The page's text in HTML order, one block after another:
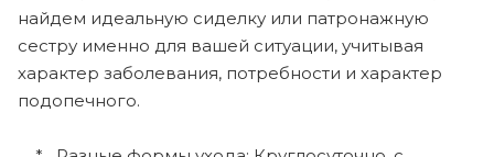
найдем идеальную сиделку или патронажную
сестру именно для вашей ситуации, учитывая
характер заболевания, потребности и характер
подопечного.